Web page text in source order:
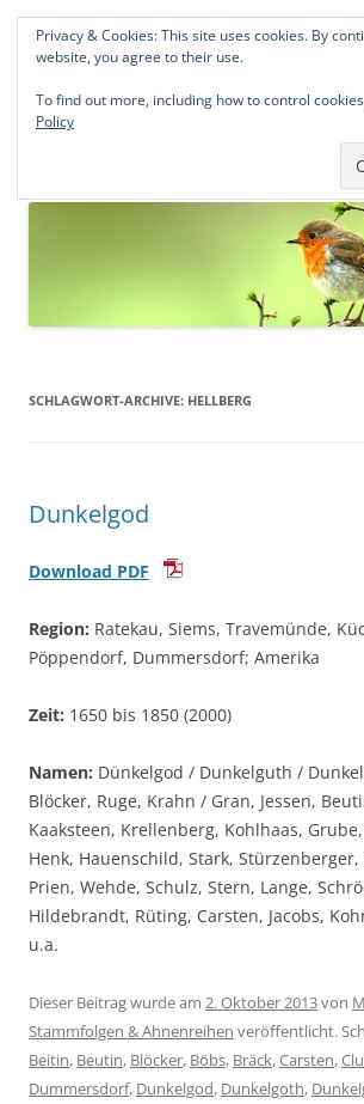
Norddeutsche
Michael Kohlhaas und Jens
SCHLAGWORT-ARCHIVE: HELLBERG
Dunkelgod
Download PDF
Region: Ratekau, Siems, Travemünde,
Pöppendorf, Dummersdorf; Amerika
Zeit: 1650 bis 1850 (2000)
Namen: Dünkelgod / Dunkelguth /
Blöcker, Ruge, Krahn / Gran, Jessen,
Kaaksteen, Krellenberg, Kohlhaas,
Henk, Hauenschild, Stark, Stürzenberger,
Prien, Wehde, Schulz, Stern, Lange,
Hildebrandt, Rüting, Carsten, Jacobs,
u.a.
Dieser Beitrag wurde am 2. Oktober 2013von
Stammfolgen & Ahnenreihen veröffentlicht.
Beitin, Beutin, Blöcker, Böbs, Bräck,Carsten,
Dummersdorf, Dunkelgod, Dunkelgoth,
Privacy & Cookies: This site uses cookies. By
website, you agree to their use.
To find out more, including how to control
Policy